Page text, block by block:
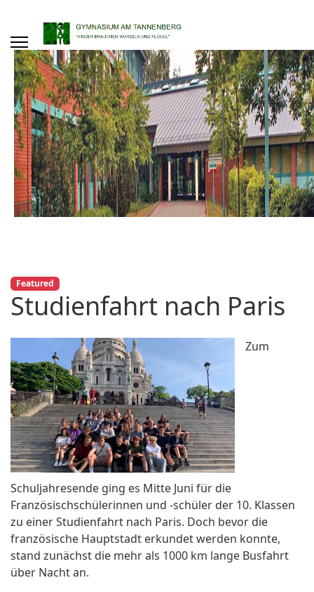
Featured
Studienfahrt nach Paris
Zum
Schuljahresende ging es Mitte Juni für die
Französischschülerinnen und -schüler der 10. Klassen
zu einer Studienfahrt nach Paris. Doch bevor die
französische Hauptstadt erkundet werden konnte,
stand zunächst die mehr als 1000 km lange Busfahrt
über Nacht an.